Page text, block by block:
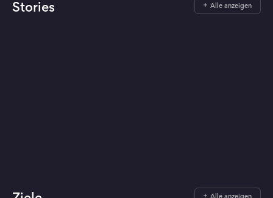
Stories Alle anzeigen
Alle anzeigen